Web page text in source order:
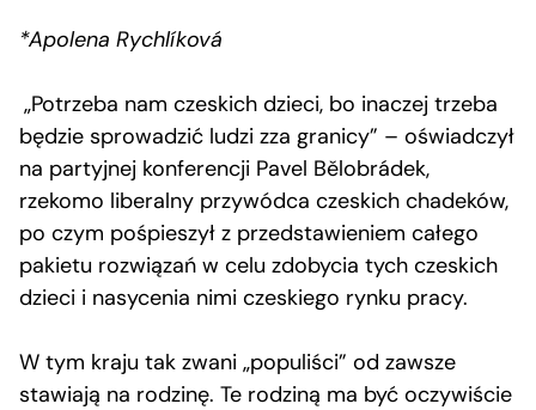
*Apolena Rychlíková
„Potrzeba nam czeskich dzieci, bo inaczej trzeba
będzie sprowadzić ludzi zza granicy” – oświadczył
na partyjnej konferencji Pavel Bělobrádek,
rzekomo liberalny przywódca czeskich chadeków,
po czym pośpieszył z przedstawieniem całego
pakietu rozwiązań w celu zdobycia tych czeskich
dzieci i nasycenia nimi czeskiego rynku pracy.
W tym kraju tak zwani „populiści” od zawsze
stawiają na rodzinę. Te rodziną ma być oczywiście